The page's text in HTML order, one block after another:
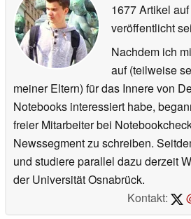
1677 Artikel
veröffentlicht
Nachdem ich
auf (teilweise
meiner Eltern) für das Innere von
Notebooks interessiert habe,
freier Mitarbeiter bei
Newssegment zu schreiben.
und studiere parallel dazu derzeit
der Universität Osnabrück.
Kontakt: